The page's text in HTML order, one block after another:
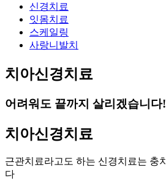
신경치료
잇몸치료
스케일링
사랑니발치
치아신경치료
어려워도 끝까지 살리겠습니다!
치아신경치료
근관치료라고도 하는 신경치료는 충
다